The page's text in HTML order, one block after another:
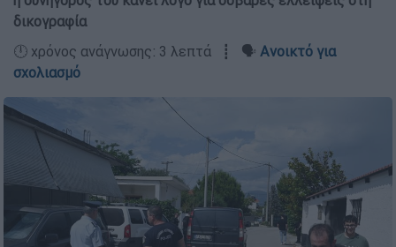
δικογραφία
🕛 χρόνος ανάγνωσης: 3 λεπτά ┋ 🗣️ Ανοικτό για
σχολιασμό